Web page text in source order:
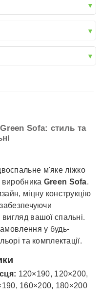
Sofa: стиль та
м'яке ліжко
виробника Green Sofa.
міцну конструкцію
вашої спальні.
у будь-
та комплектації.
120×190, 120×200,
160×200, 180×200